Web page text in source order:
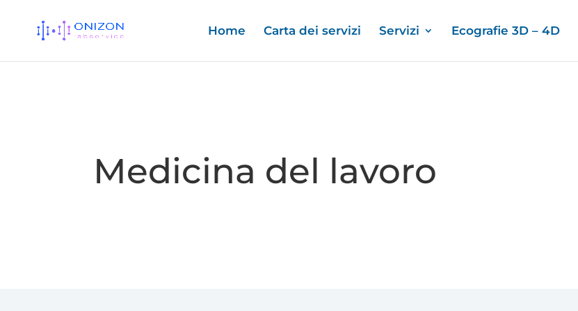
Home Carta dei servizi Servizi Ecografie 3D – 4D
Medicina del lavoro